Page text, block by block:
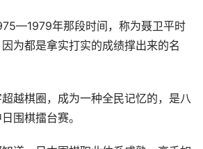
年那段时间，称为聂卫平时
为都是拿实打实的成绩撑出来的名
越棋圈，成为一种全民记忆的，是八
围棋擂台赛。